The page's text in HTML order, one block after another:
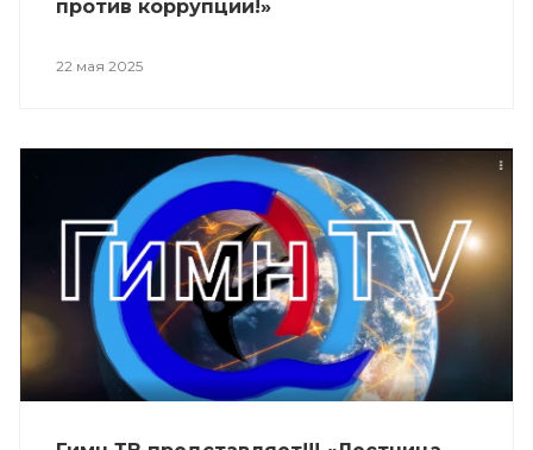
против коррупции!»
22 мая 2025